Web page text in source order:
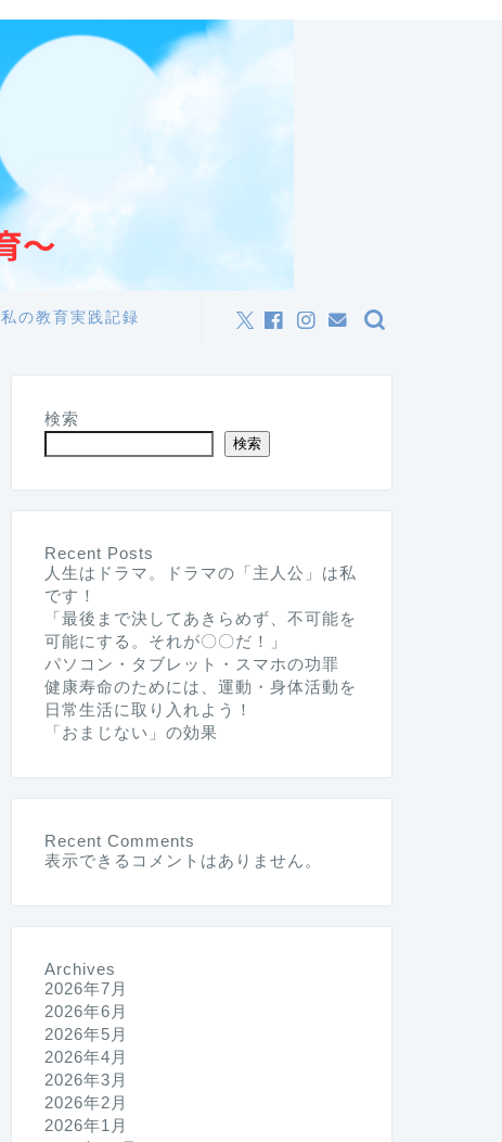
私の教育実践記録
検索
検索
Recent Posts
人生はドラマ。ドラマの「主人公」は私
です！
「最後まで決してあきらめず、不可能を
可能にする。それが〇〇だ！」
パソコン・タブレット・スマホの功罪
健康寿命のためには、運動・身体活動を
日常生活に取り入れよう！
「おまじない」の効果
Recent Comments
表示できるコメントはありません。
Archives
2026年7月
2026年6月
2026年5月
2026年4月
2026年3月
2026年2月
2026年1月